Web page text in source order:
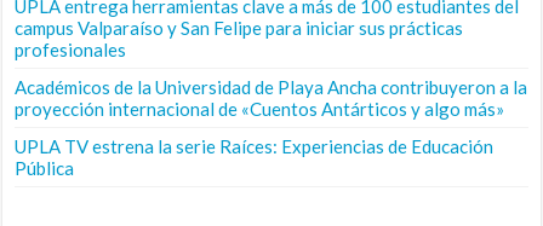
UPLA entrega herramientas clave a más de 100 estudiantes del
campus Valparaíso y San Felipe para iniciar sus prácticas
profesionales
Académicos de la Universidad de Playa Ancha contribuyeron a la
proyección internacional de «Cuentos Antárticos y algo más»
UPLA TV estrena la serie Raíces: Experiencias de Educación
Pública